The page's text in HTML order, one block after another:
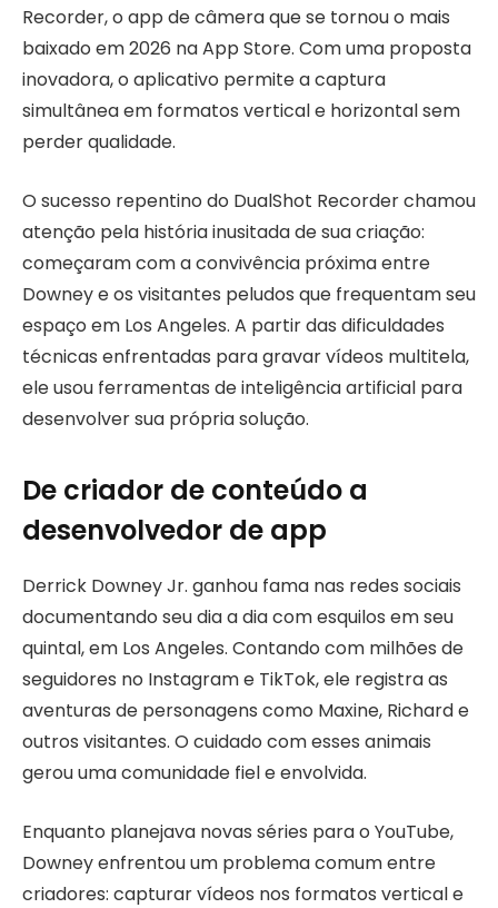
Recorder, o app de câmera que se tornou o mais
baixado em 2026 na App Store. Com uma proposta
inovadora, o aplicativo permite a captura
simultânea em formatos vertical e horizontal sem
perder qualidade.
O sucesso repentino do DualShot Recorder chamou
atenção pela história inusitada de sua criação:
começaram com a convivência próxima entre
Downey e os visitantes peludos que frequentam seu
espaço em Los Angeles. A partir das dificuldades
técnicas enfrentadas para gravar vídeos multitela,
ele usou ferramentas de inteligência artificial para
desenvolver sua própria solução.
De criador de conteúdo a
desenvolvedor de app
Derrick Downey Jr. ganhou fama nas redes sociais
documentando seu dia a dia com esquilos em seu
quintal, em Los Angeles. Contando com milhões de
seguidores no Instagram e TikTok, ele registra as
aventuras de personagens como Maxine, Richard e
outros visitantes. O cuidado com esses animais
gerou uma comunidade fiel e envolvida.
Enquanto planejava novas séries para o YouTube,
Downey enfrentou um problema comum entre
criadores: capturar vídeos nos formatos vertical e